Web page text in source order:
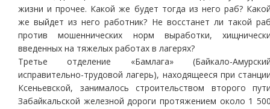
жизни и прочее. Какой же будет тогда из него раб?
же выйдет из него работник? Не восстанет ли такой
против мошеннических норм выработки,
введенных на тяжелых работах в лагерях?
Третье отделение «Бамлага» (Байкало-
исправительно-трудовой лагерь), находящееся при
Ксеньевской, занималось строительством второго
Забайкальской железной дороги протяжением около 1